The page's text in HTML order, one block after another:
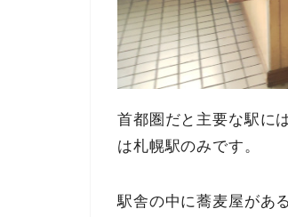
首都圏だと主要な駅に
は札幌駅のみです。
駅舎の中に蕎麦屋があ